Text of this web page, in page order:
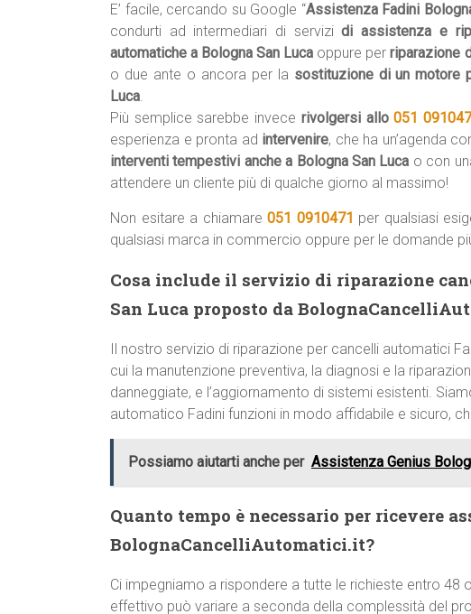
E’ facile, cercando su Google “Assistenza Fadini
condurti ad intermediari di servizidi assistenza e
automatiche a Bologna San Luca oppure perriparazione
o due ante o ancora per la sostituzione di un motore
Luca.
Più semplice sarebbe invece rivolgersi allo051
esperienza e pronta ad intervenire, che ha un’agenda
interventi tempestivi anche a Bologna San Luca o con
attendere un cliente più di qualche giorno al massimo!
Non esitare a chiamare051 0910471 per qualsiasi
qualsiasi marca in commercio oppure per le domande
Cosa include il servizio di riparazione
San Luca proposto da
Il nostro servizio di riparazione per cancelli automatici
cui la manutenzione preventiva, la diagnosi e la
danneggiate, e l’aggiornamento di sistemi esistenti.
automatico Fadini funzioni in modo affidabile e sicuro,
Possiamo aiutarti anche per Assistenza Genius
Quanto tempo è necessario per ricevere
BolognaCancelliAutomatici.it?
Ci impegniamo a rispondere a tutte le richieste entro 48
effettivo può variare a seconda della complessità del